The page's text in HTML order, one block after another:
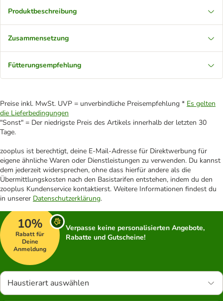
Produktbeschreibung
Zusammensetzung
Fütterungsempfehlung
Preise inkl. MwSt. UVP = unverbindliche Preisempfehlung * Es gelten
die Lieferbedingungen
"Sonst" = Der niedrigste Preis des Artikels innerhalb der letzten 30
Tage.
zooplus ist berechtigt, deine E-Mail-Adresse für Direktwerbung für
eigene ähnliche Waren oder Dienstleistungen zu verwenden. Du kannst
dem jederzeit widersprechen, ohne dass hierfür andere als die
Übermittlungskosten nach den Basistarifen entstehen, indem du den
zooplus Kundenservice kontaktierst. Weitere Informationen findest du
in unserer Datenschutzerklärung.
10%
Rabatt für
Deine
Anmeldung
Verpasse keine personalisierten Angebote,
Rabatte und Gutscheine!
Haustierart auswählen